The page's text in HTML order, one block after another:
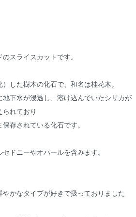
スライスカットです。
した樹木の化石で、和名は桂花木。
下水が浸透し、溶け込んでいたシリカが
れており
存されている化石です。
ドニーやオパールを含みます。
かなタイプが好きで扱っておりました